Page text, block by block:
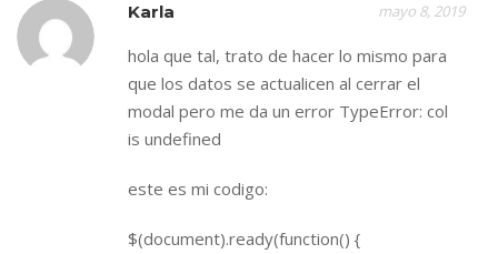
Karla mayo 8, 2019
hola que tal, trato de hacer lo mismo para
que los datos se actualicen al cerrar el
modal pero me da un error TypeError: col
is undefined
este es mi codigo:
$(document).ready(function() {